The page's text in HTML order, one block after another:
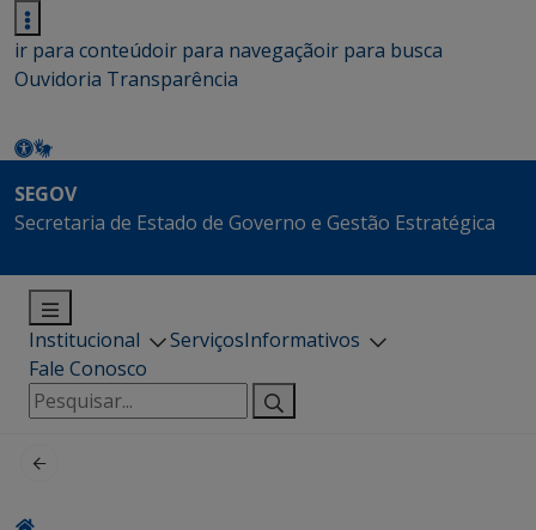
ir para conteúdoir para navegaçãoir para busca
Ouvidoria Transparência
SEGOV
Secretaria de Estado de Governo e Gestão Estratégica
Institucional ServiçosInformativos
Fale Conosco
Pesquisar
por: